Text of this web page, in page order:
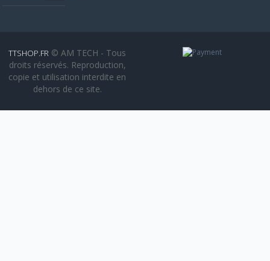
TTSHOP.FR © AM TECH - Tous
droits réservés. Reproduction,
copie et utilisation interdite en
dehors de ce site.